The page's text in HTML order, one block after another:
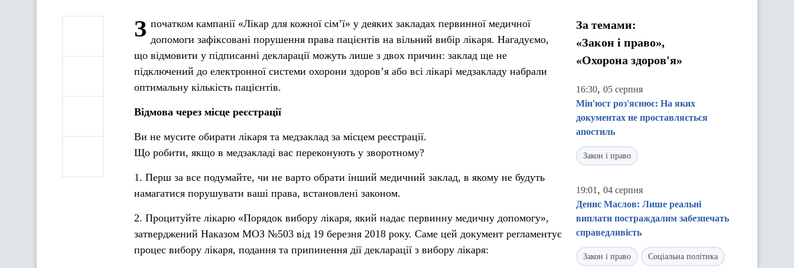
З початком кампанії «Лікар для кожної сім’ї» у деяких закладах первинної медичної
допомоги зафіксовані порушення права пацієнтів на вільний вибір лікаря. Нагадуємо,
що відмовити у підписанні декларації можуть лише з двох причин: заклад ще не
підключений до електронної системи охорони здоров’я або всі лікарі медзакладу набрали
оптимальну кількість пацієнтів.
Відмова через місце реєстрації
Ви не мусите обирати лікаря та медзаклад за місцем реєстрації.
Що робити, якщо в медзакладі вас переконують у зворотному?
1. Перш за все подумайте, чи не варто обрати інший медичний заклад, в якому не будуть
намагатися порушувати ваші права, встановлені законом.
2. Процитуйте лікарю «Порядок вибору лікаря, який надає первинну медичну допомогу»,
затверджений Наказом МОЗ №503 від 19 березня 2018 року. Саме цей документ регламентує
процес вибору лікаря, подання та припинення дії декларації з вибору лікаря:
За темами:
«Закон і право»,
«Охорона здоров'я»
16:30, 05 серпня
Мін'юст роз'яснює: На яких
документах не проставляється
апостиль
Закон і право
19:01 , 04 серпня
Денис Маслов: Лише реальні
виплати постраждалим забезпечать
справедливість
Закон і право Соціальна політика